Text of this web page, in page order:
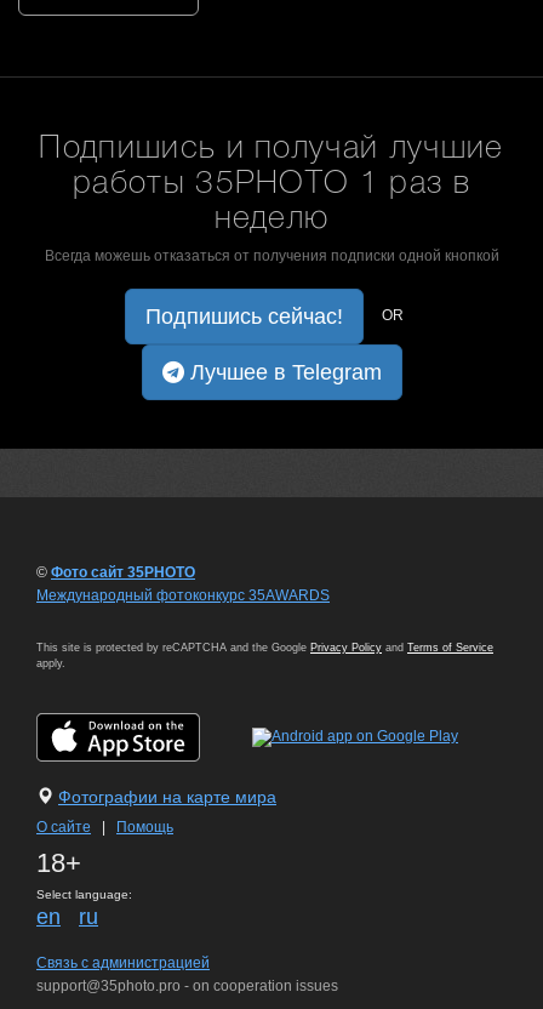
Подпишись и получай лучшие
работы 35PHOTO 1 раз в
неделю
Всегда можешь отказаться от получения подписки одной кнопкой
Подпишись сейчас! OR
Лучшее в Telegram
© Фото сайт 35PHOTO
Международный фотоконкурс 35AWARDS
This site is protected by reCAPTCHA and the Google Privacy Policy and Terms of Service
apply.
Фотографии на карте мира
О сайте Помощь
18+
Select language:
en ru
Связь с администрацией
support@35photo.pro - on cooperation issues